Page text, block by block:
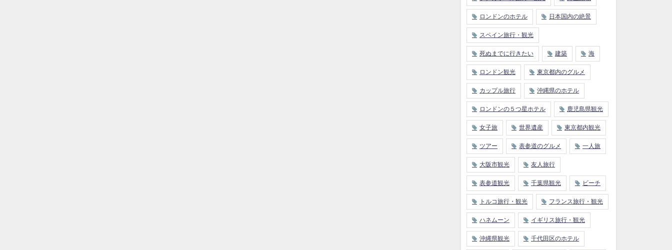
ロンドンのホテル 日本国内の絶景
スペイン旅行・観光
死ぬまでに行きたい 建築 海
ロンドン観光 東京都内のグルメ
カップル旅行 沖縄県のホテル
ロンドンの５つ星ホテル 鹿児島県観光
女子旅 世界遺産 東京都内観光
ツアー 表参道のグルメ 一人旅
大阪市観光 友人旅行
表参道観光 千葉県観光 ビーチ
トルコ旅行・観光 フランス旅行・観光
ハネムーン イギリス旅行・観光
沖縄県観光 千代田区のホテル